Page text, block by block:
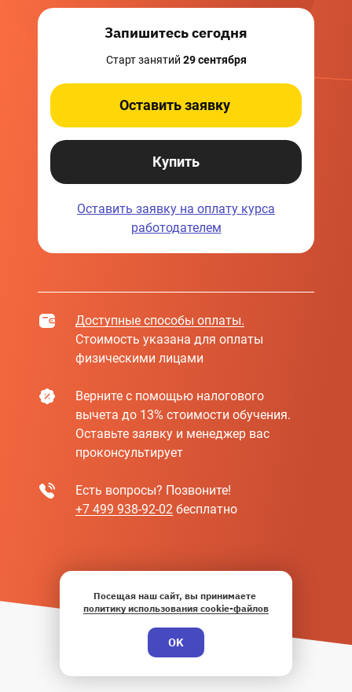
Запишитесь сегодня
Старт занятий 29 сентября
Оставить заявку
Купить
Оставить заявку на оплату курса
работодателем
Доступные способы оплаты.
Стоимость указана для оплаты
физическими лицами
Верните с помощью налогового
вычета до 13% стоимости обучения.
Оставьте заявку и менеджер вас
проконсультирует
Есть вопросы? Позвоните!
+7 499 938-92-02 бесплатно
Посещая наш сайт, вы принимаете
политику использования cookie-файлов
OK